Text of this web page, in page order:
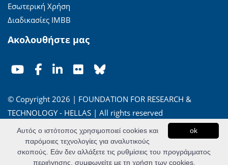
Εσωτερική Χρήση
Διαδικασίες ΙΜΒΒ
Ακολουθήστε μας
© Copyright 2026 | FOUNDATION FOR RESEARCH &
TECHNOLOGY - HELLAS | All rights reserved
'Οροι Χρήσης|Πολιτική Απορρήτου
Powered byApogee Information Systems
ok
Αυτός ο ιστότοπος χρησιμοποιεί cookies και
παρόμοιες τεχνολογίες για αναλυτικούς
σκοπούς. Εάν δεν αλλάξετε τις ρυθμίσεις του προγράμματος
περιήγησης, συμφωνείτε με τη χρήση των cookies.